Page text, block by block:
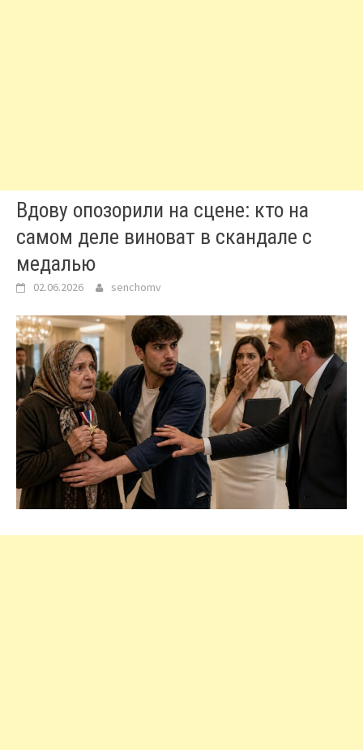
Вдову опозорили на сцене: кто на
самом деле виноват в скандале с
медалью
02.06.2026 senchomv